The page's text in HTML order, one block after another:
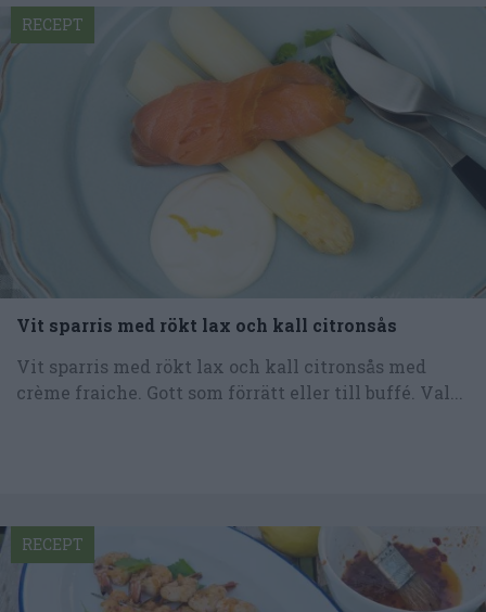
Vit sparris med rökt lax och kall citronsås
Vit sparris med rökt lax och kall citronsås med
crème fraiche. Gott som förrätt eller till buffé. Val...
RECEPT
RECEPT